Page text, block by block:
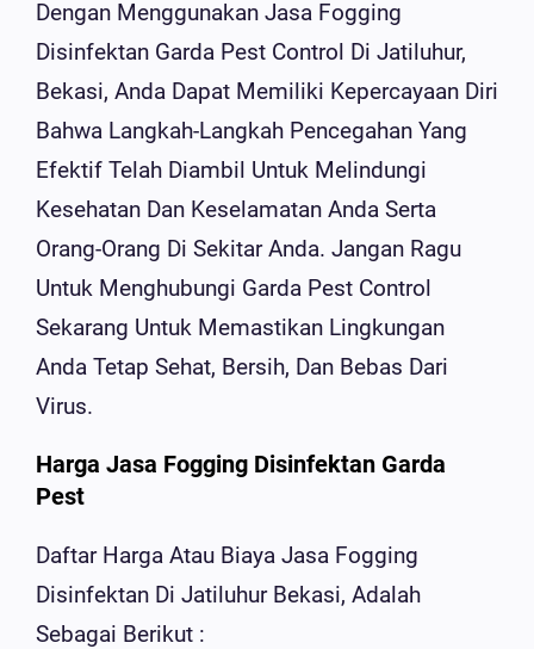
Dengan Menggunakan Jasa Fogging
Disinfektan Garda Pest Control Di Jatiluhur,
Bekasi, Anda Dapat Memiliki Kepercayaan Diri
Bahwa Langkah-Langkah Pencegahan Yang
Efektif Telah Diambil Untuk Melindungi
Kesehatan Dan Keselamatan Anda Serta
Orang-Orang Di Sekitar Anda. Jangan Ragu
Untuk Menghubungi Garda Pest Control
Sekarang Untuk Memastikan Lingkungan
Anda Tetap Sehat, Bersih, Dan Bebas Dari
Virus.
Harga Jasa Fogging Disinfektan Garda
Pest
Daftar Harga Atau Biaya Jasa Fogging
Disinfektan Di Jatiluhur Bekasi, Adalah
Sebagai Berikut :